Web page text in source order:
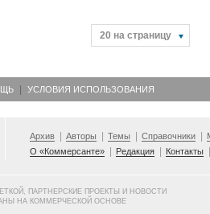
20 на страницу
УСЛОВИЯ ИСПОЛЬЗОВАНИЯ
Архив Авторы Темы Справочники
О «Коммерсанте»
Редакция Контакты
ПАРТНЕРСКИЕ ПРОЕКТЫ И НОВОСТИ
НА КОММЕРЧЕСКОЙ ОСНОВЕ